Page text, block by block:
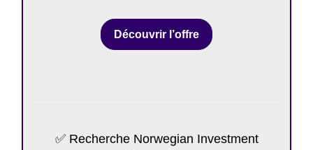
Découvrir l’offre
✅ Recherche Norwegian Investment